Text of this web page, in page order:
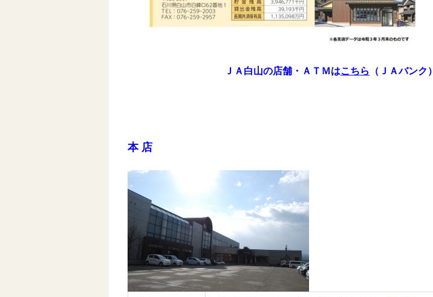
ＪＡ白山の店舗・ＡＴＭはこちら （ＪＡバンク）
本 店